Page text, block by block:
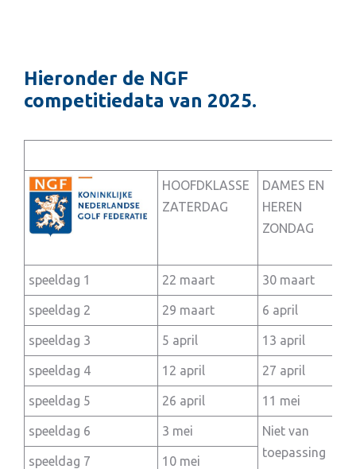
Hieronder de NGF
competitiedata van 2025.
HOOFDKLASSE
ZATERDAG
DAMES EN
HEREN
ZONDAG
speeldag 1 22 maart 30 maart
speeldag 2 29 maart 6 april
speeldag 3 5 april 13 april
speeldag 4 12 april 27 april
speeldag 5 26 april 11 mei
speeldag 6 3 mei
Niet van
toepassing
speeldag 7 10 mei